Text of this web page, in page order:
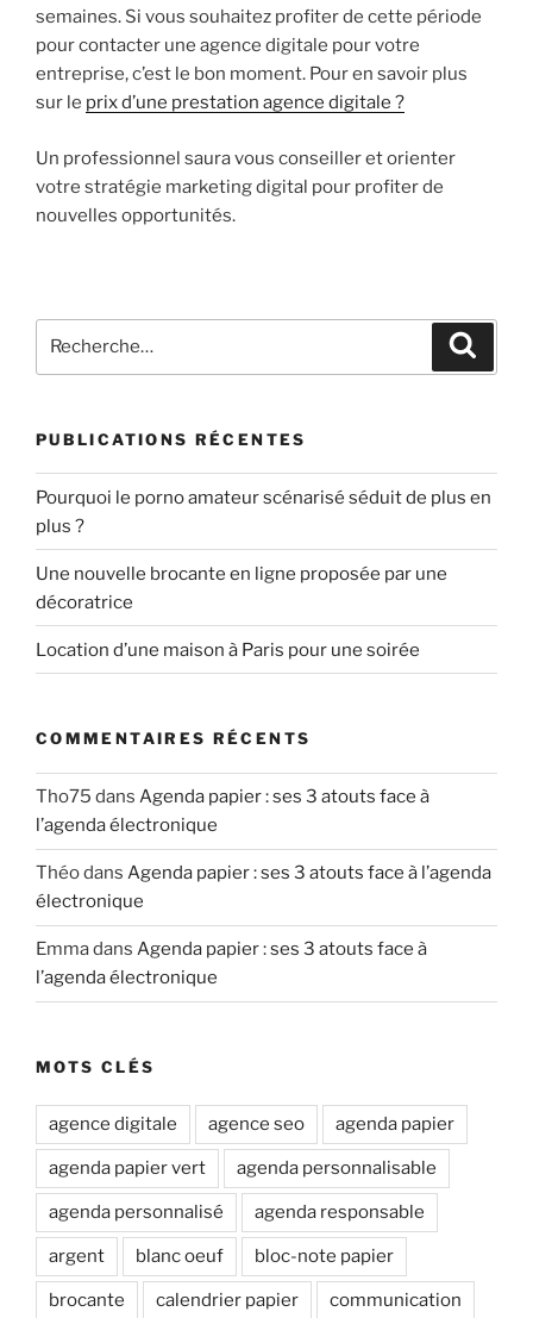
semaines. Si vous souhaitez profiter de cette période
pour contacter une agence digitale pour votre
entreprise, c’est le bon moment. Pour en savoir plus
sur le prix d’une prestation agence digitale ?
Un professionnel saura vous conseiller et orienter
votre stratégie marketing digital pour profiter de
nouvelles opportunités.
pour
PUBLICATIONS RÉCENTES
Pourquoi le porno amateur scénarisé séduit de plus en
plus ?
Une nouvelle brocante en ligne proposée par une
décoratrice
Location d’une maison à Paris pour une soirée
COMMENTAIRES RÉCENTS
Tho75 dans Agenda papier : ses 3 atouts face à
l’agenda électronique
Théodans Agenda papier : ses 3 atouts face à l’agenda
électronique
Emmadans Agenda papier : ses 3 atouts face à
l’agenda électronique
MOTS CLÉS
agence digitale agence seo agenda papier
agenda papier vert agenda personnalisable
agenda personnalisé agenda responsable
argent blanc oeuf bloc-note papier
brocante calendrier papier communication